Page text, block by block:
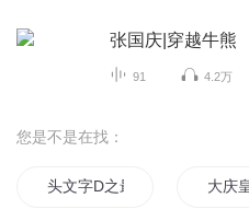
张国庆|穿越牛熊
91 4.2万
您是不是在找：
头文字D之最强系统 大庆